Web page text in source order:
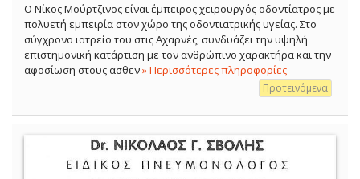
Ο Νίκος Μούρτζινος είναι έμπειρος χειρουργός οδοντίατρος με
πολυετή εμπειρία στον χώρο της οδοντιατρικής υγείας. Στο
σύγχρονο ιατρείο του στις Αχαρνές, συνδυάζει την υψηλή
επιστημονική κατάρτιση με τον ανθρώπινο χαρακτήρα και την
αφοσίωση στους ασθεν» Περισσότερες πληροφορίες
Προτεινόμενα